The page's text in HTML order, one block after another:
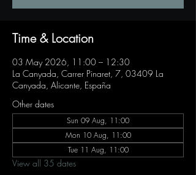
Time & Location
03 May 2026, 11:00 – 12:30
La Canyada, Carrer Pinaret, 7, 03409 La
Canyada, Alicante, España
Other dates
Sun 09 Aug, 11:00
Mon 10 Aug, 11:00
Tue 11 Aug, 11:00
View all 35 dates